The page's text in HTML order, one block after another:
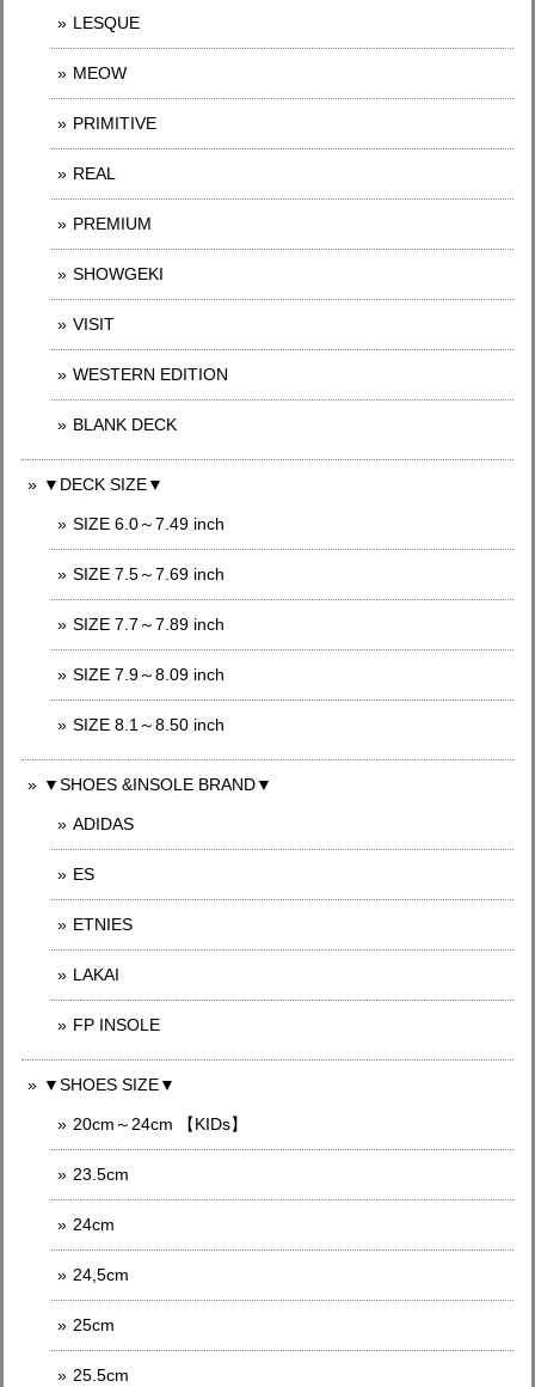
LESQUE
MEOW
PRIMITIVE
REAL
PREMIUM
SHOWGEKI
VISIT
WESTERN EDITION
BLANK DECK
▼DECK SIZE▼
SIZE 6.0～7.49 inch
SIZE 7.5～7.69 inch
SIZE 7.7～7.89 inch
SIZE 7.9～8.09 inch
SIZE 8.1～8.50 inch
▼SHOES &INSOLE BRAND▼
ADIDAS
ES
ETNIES
LAKAI
FP INSOLE
▼SHOES SIZE▼
20cm～24cm 【KIDs】
23.5cm
24cm
24,5cm
25cm
25.5cm